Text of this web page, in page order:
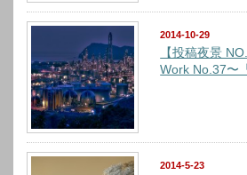
2014-10-29
【投稿夜景
Work No.37〜
2014-5-23